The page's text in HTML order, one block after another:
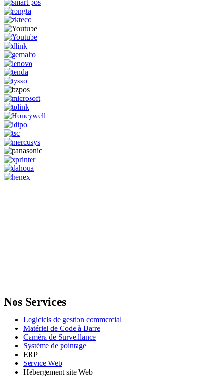
Nos Services
Logiciels de gestion commercial
Matériel de Code à Barre
Caméra de Surveillance
Système de pointage
ERP
Service Web
Hébergement site Web